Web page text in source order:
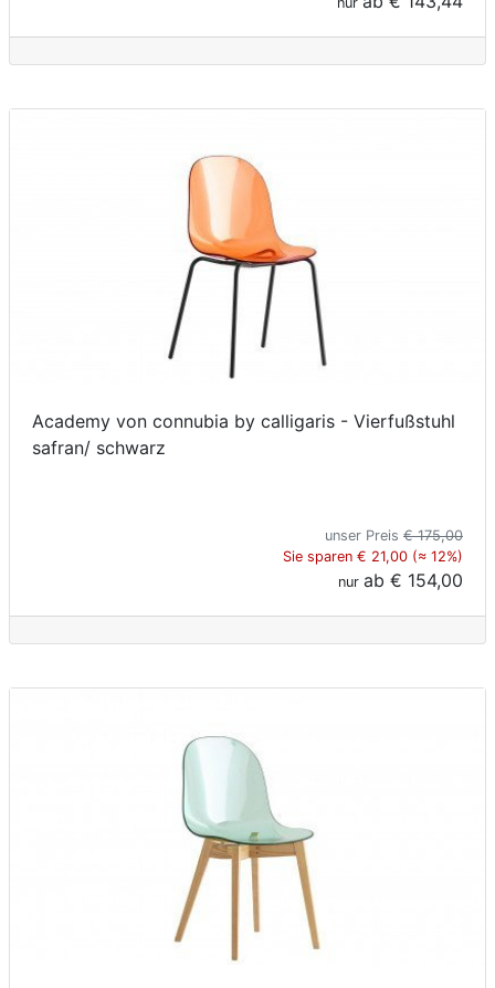
Academy von connubia by calligaris - Vierfußstuhl
safran/ schwarz
unser Preis € 175,00
Sie sparen € 21,00 (≈ 12%)
nur ab € 154,00